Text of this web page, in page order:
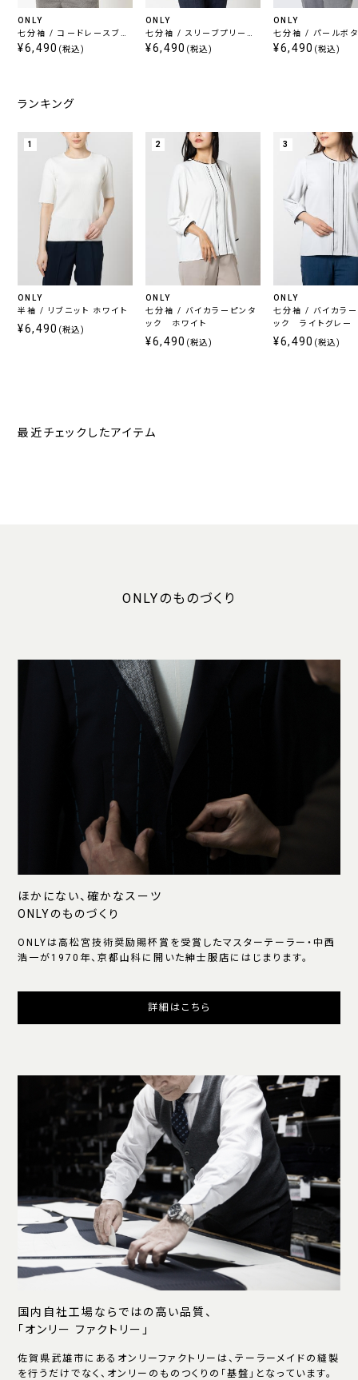
ONLY
七分袖 / コードレースブラ
ウス ブラック
¥6,490 (税込)
ONLY
七分袖 / スリーブプリーツ
入りブラウス グレー
¥6,490 (税込)
ONLY
七分袖 / パールボ
キーネックブラウス
¥6,490 (税込)
ランキング
1
ONLY
半袖 / リブニット ホワイト
¥6,490 (税込)
2
ONLY
七分袖 / バイカラーピンタ
ック ホワイト
¥6,490 (税込)
3
ONLY
七分袖 / バイカラ
ック ライトグレー
¥6,490 (税込)
最近チェックしたアイテム
ONLYのものづくり
ほかにない、確かなスーツ
ONLYのものづくり
ONLYは高松宮技術奨励賜杯賞を受賞したマスターテーラー・中西
浩一が1970年、京都山科に開いた紳士服店にはじまります。
詳細はこちら
国内自社工場ならではの高い品質、
「オンリー ファクトリー」
佐賀県武雄市にあるオンリーファクトリーは、テーラーメイドの縫製
を行うだけでなく、オンリーのものつくりの「基盤」となっています。